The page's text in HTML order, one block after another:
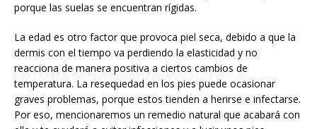
porque las suelas se encuentran rígidas.
La edad es otro factor que provoca piel seca, debido a que la
dermis con el tiempo va perdiendo la elasticidad y no
reacciona de manera positiva a ciertos cambios de
temperatura. La resequedad en los pies puede ocasionar
graves problemas, porque estos tienden a herirse e infectarse.
Por eso, mencionaremos un remedio natural que acabará con